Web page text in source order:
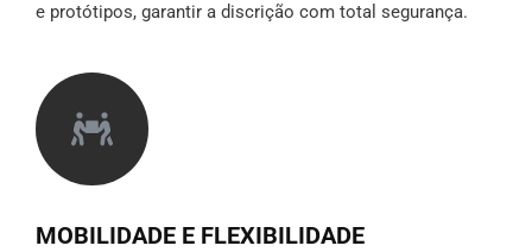
e protótipos, garantir a discrição com total segurança.
MOBILIDADE E FLEXIBILIDADE